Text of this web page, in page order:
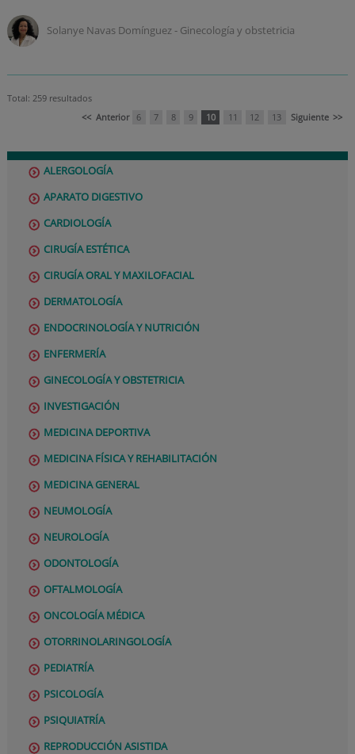
Solanye Navas Domínguez ‑ ginecología y obstetricia
Total: 259 resultados
<< Anterior 6 7 8 9 10 11 12 13 Siguiente >>
ALERGOLOGÍA
APARATO DIGESTIVO
CARDIOLOGÍA
CIRUGÍA ESTÉTICA
CIRUGÍA ORAL Y MAXILOFACIAL
DERMATOLOGÍA
ENDOCRINOLOGÍA Y NUTRICIÓN
ENFERMERÍA
GINECOLOGÍA Y OBSTETRICIA
INVESTIGACIÓN
MEDICINA DEPORTIVA
MEDICINA FÍSICA Y REHABILITACIÓN
MEDICINA GENERAL
NEUMOLOGÍA
NEUROLOGÍA
ODONTOLOGÍA
OFTALMOLOGÍA
ONCOLOGÍA MÉDICA
OTORRINOLARINGOLOGÍA
PEDIATRÍA
PSICOLOGÍA
PSIQUIATRÍA
REPRODUCCIÓN ASISTIDA